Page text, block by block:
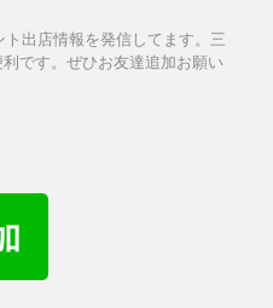
出店情報を発信してます。三
です。ぜひお友達追加お願い